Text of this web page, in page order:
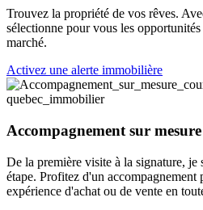
Trouvez la propriété de vos rêves.
sélectionne pour vous les
marché.
Activez une alerte immobilière
Accompagnement sur mesure
De la première visite à la signature, je
étape. Profitez d'un accompagnement
expérience d'achat ou de vente en